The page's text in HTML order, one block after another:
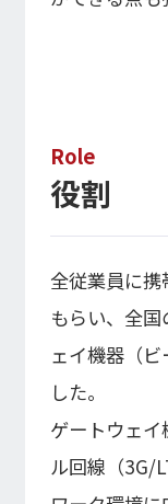
Role
役割
全従業員に
もらい、全
ェイ機器（
した。
ゲートウェ
ル回線（3G/